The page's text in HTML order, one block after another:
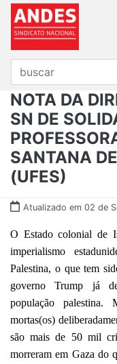
NOTA DA
SN DE
SANTANA
(UFES)
Atualizado em 02 de
O Estado colonial de
imperialismo
Palestina, o que tem
governo Trump já
população
mortas(os)
são mais de 50 mil
morreram em Gaza do